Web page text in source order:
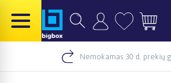
Nemokamas 30 d. prekių